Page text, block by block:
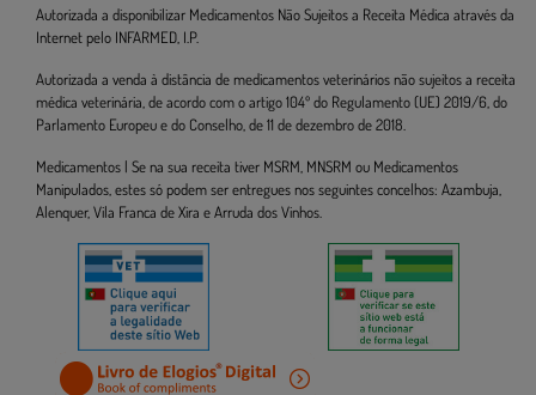
Autorizada a disponibilizar Medicamentos Não Sujeitos a Receita Médica através da
Internet pelo INFARMED, I.P.
Autorizada a venda à distância de medicamentos veterinários não sujeitos a receita
médica veterinária, de acordo com o artigo 104º do Regulamento (UE) 2019/6, do
Parlamento Europeu e do Conselho, de 11 de dezembro de 2018.
Medicamentos | Se na sua receita tiver MSRM, MNSRM ou Medicamentos
Manipulados, estes só podem ser entregues nos seguintes concelhos: Azambuja,
Alenquer, Vila Franca de Xira e Arruda dos Vinhos.